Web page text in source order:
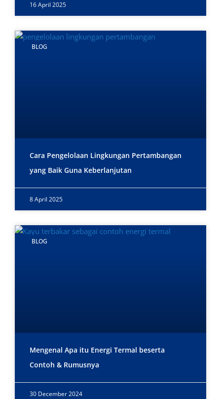
16 April 2025
BLOG
Cara Pengelolaan Lingkungan Pertambangan
yang Baik Guna Keberlanjutan
8 April 2025
BLOG
Mengenal Apa itu Energi Termal beserta
Contoh & Rumusnya
30 December 2024